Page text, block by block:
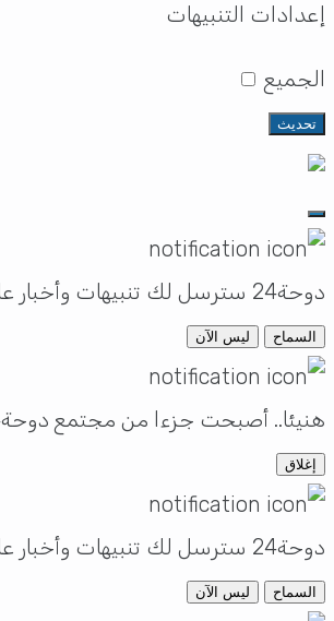
إعدادات التنبيهات
الجميع
تحديث
دوحة24 سترسل لك تنبيهات وأخبار عاجلة لحظة وقوعها
السماح ليس الآن
هنيئا.. أصبحت جزءا من مجتمع دوحة24
إغلاق
دوحة24 سترسل لك تنبيهات وأخبار عاجلة لحظة وقوعها
السماح ليس الآن